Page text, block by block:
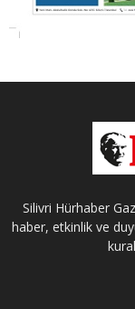
Silivri Hürhaber
haber, etkinlik ve